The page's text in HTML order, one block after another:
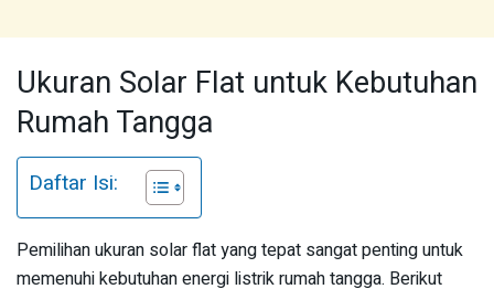
Ukuran Solar Flat untuk Kebutuhan
Rumah Tangga
Daftar Isi:
Pemilihan ukuran solar flat yang tepat sangat penting untuk
memenuhi kebutuhan energi listrik rumah tangga. Berikut